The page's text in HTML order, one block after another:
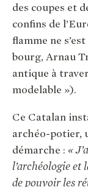
des coupes et
confins de
flamme ne
bourg, Arnau
antique à
modelable »).
Ce Catalan
archéo-potier,
démarche : «
l’archéologie et
de pouvoir les